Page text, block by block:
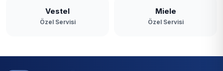
Vestel
Özel Servisi
Miele
Özel Servisi